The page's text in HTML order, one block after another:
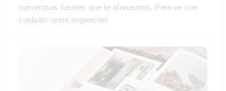
numerosas fuentes que te ofrecemos. Pero ve con
cuidado: ¡esto engancha!